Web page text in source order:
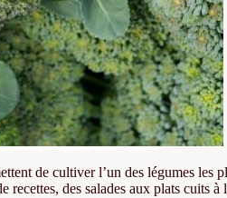
de cultiver l’un des légumes les
des salades aux plats cuits à